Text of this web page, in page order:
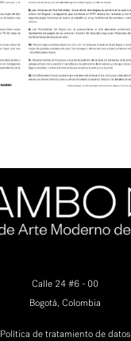
Calle 24 #6 - 00
Bogotá, Colombia
Política de tratamiento de datos